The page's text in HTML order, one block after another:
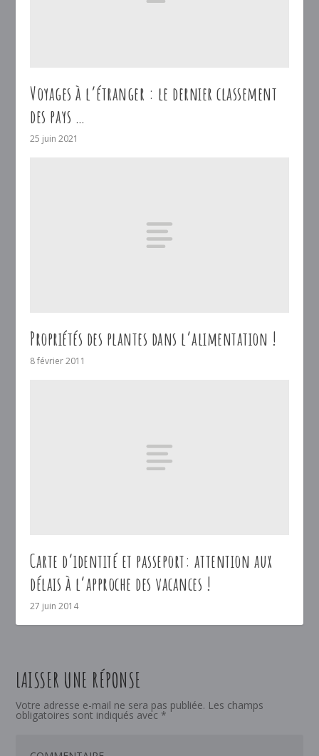
Voyages à l’étranger : le dernier classement
des pays …
25 juin 2021
Propriétés des plantes dans l’alimentation !
8 février 2011
Carte d’identité et passeport: attention aux
délais à l’approche des vacances !
27 juin 2014
LAISSER UNE RÉPONSE
Votre adresse e-mail ne sera pas publiée. Les champs
obligatoires sont indiqués avec *